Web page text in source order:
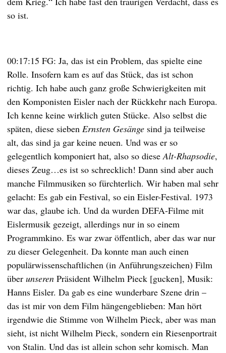
so ist.
00:17:15 FG: Ja, das ist ein Problem, das spielte eine
Rolle. Insofern kam es auf das Stück, das ist schon
richtig. Ich habe auch ganz große Schwierigkeiten mit
den Komponisten Eisler nach der Rückkehr nach Europa.
Ich kenne keine wirklich guten Stücke. Also selbst die
späten, diese sieben Ernsten Gesänge sind ja teilweise
alt, das sind ja gar keine neuen. Und was er so
gelegentlich komponiert hat, also so dieseAlt-Rhapsodie,
dieses Zeug…es ist so schrecklich! Dann sind aber auch
manche Filmmusiken so fürchterlich. Wir haben mal sehr
gelacht: Es gab ein Festival, so ein Eisler-Festival. 1973
war das, glaube ich. Und da wurden DEFA-Filme mit
Eislermusik gezeigt, allerdings nur in so einem
Programmkino. Es war zwar öffentlich, aber das war nur
zu dieser Gelegenheit. Da konnte man auch einen
populärwissenschaftlichen (in Anführungszeichen) Film
über unseren Präsident Wilhelm Pieck [gucken], Musik:
Hanns Eisler. Da gab es eine wunderbare Szene drin –
das ist mir von dem Film hängengeblieben: Man hört
irgendwie die Stimme von Wilhelm Pieck, aber was man
sieht, ist nicht Wilhelm Pieck, sondern ein Riesenportrait
von Stalin. Und das ist allein schon sehr komisch. Man